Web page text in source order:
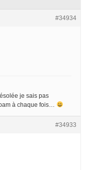
#34934
je sais pas
à chaque fois…
#34933